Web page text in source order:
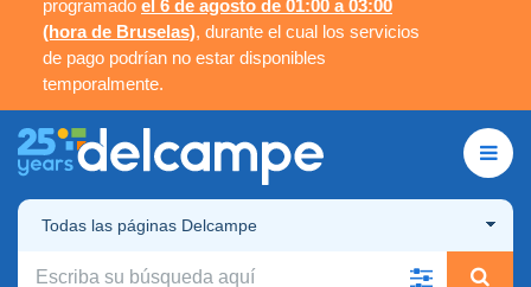
programado el 6 de agosto de 01:00 a 03:00
(hora de Bruselas), durante el cual los servicios
de pago podrían no estar disponibles
temporalmente.
Todas las páginas Delcampe